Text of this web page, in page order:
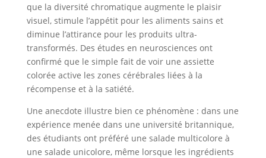
que la diversité chromatique augmente le plaisir
visuel, stimule l’appétit pour les aliments sains et
diminue l’attirance pour les produits ultra-
transformés. Des études en neurosciences ont
confirmé que le simple fait de voir une assiette
colorée active les zones cérébrales liées à la
récompense et à la satiété.
Une anecdote illustre bien ce phénomène : dans une
expérience menée dans une université britannique,
des étudiants ont préféré une salade multicolore à
une salade unicolore, même lorsque les ingrédients